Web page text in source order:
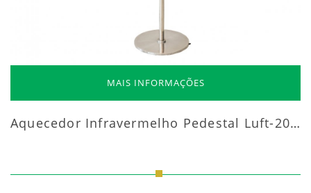
MAIS INFORMAÇÕES
Aquecedor Infravermelho Pedestal Luft-20000